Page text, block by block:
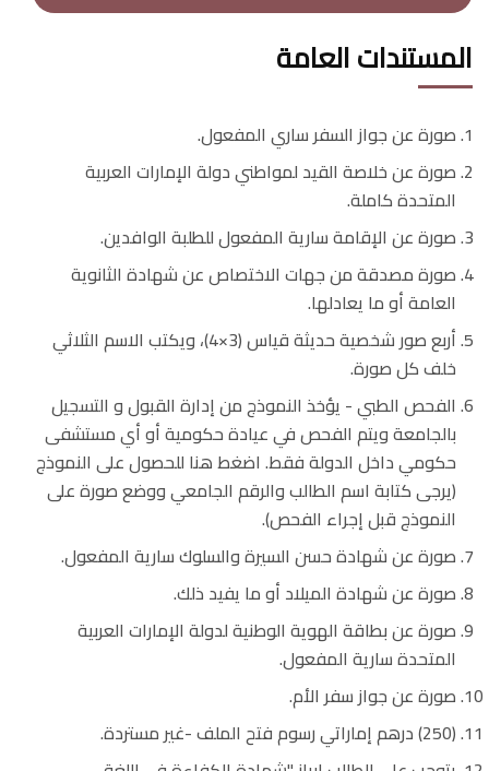
المستندات العامة
صورة عن جواز السفر ساري المفعول.
صورة عن خلاصة القيد لمواطني دولة الإمارات العربية
المتحدة كاملة.
صورة عن الإقامة سارية المفعول للطلبة الوافدين.
صورة مصدقة من جهات الاختصاص عن شهادة الثانوية
العامة أو ما يعادلها.
أربع صور شخصية حديثة قياس (3×4)، ويكتب الاسم الثلاثي
خلف كل صورة.
الفحص الطبي - يؤخذ النموذج من إدارة القبول و التسجيل
بالجامعة ويتم الفحص في عيادة حكومية أو أي مستشفى
حكومي داخل الدولة فقط. اضغط هنا للحصول على النموذج
(يرجى كتابة اسم الطالب والرقم الجامعي ووضع صورة على
النموذج قبل إجراء الفحص).
صورة عن شهادة حسن السيرة والسلوك سارية المفعول.
صورة عن شهادة الميلاد أو ما يفيد ذلك.
صورة عن بطاقة الهوية الوطنية لدولة الإمارات العربية
المتحدة سارية المفعول.
صورة عن جواز سفر الأم.
(250) درهم إماراتي رسوم فتح الملف -غير مستردة.